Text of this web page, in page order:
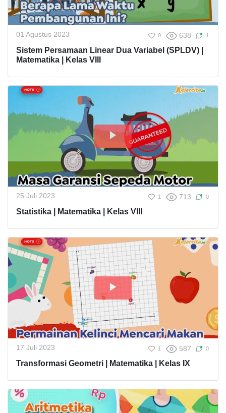
01 Agustus 2023 0 638 1
Sistem Persamaan Linear Dua Variabel (SPLDV) |
Matematika | Kelas VIII
25 Juli 2023 1 713 0
Statistika | Matematika | Kelas VIII
17 Juli 2023 1 587 0
Transformasi Geometri | Matematika | Kelas IX